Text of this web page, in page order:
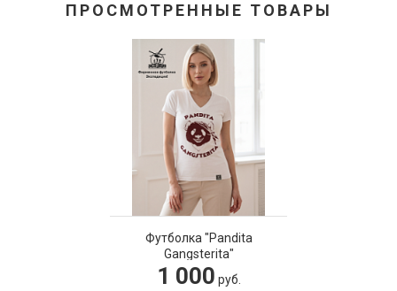
ПРОСМОТРЕННЫЕ ТОВАРЫ
Футболка "Pandita
Gangsterita"
1 000 руб.